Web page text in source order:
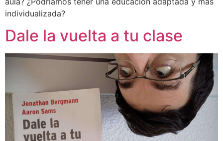
individualizada?
Dale la vuelta a tu clase